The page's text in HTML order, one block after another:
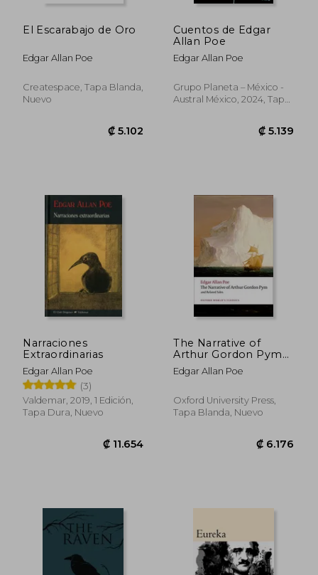
₡ 8.784
El Escarabajo de Oro
Edgar Allan Poe
Createspace, Tapa Blanda,
Nuevo
Cuentos de Edgar
Allan Poe
Edgar Allan Poe
Grupo Planeta – México -
Austral México, 2024, Tapa
Narraciones
Extraordinarias
Edgar Allan Poe
(3)
Valdemar, 2019, 1 Edición,
Tapa Dura, Nuevo
The Narrative of
Arthur Gordon Pym
of Nantucket and
Related Tales (en
Edgar Allan Poe
Oxford University Press,
Tapa Blanda, Nuevo